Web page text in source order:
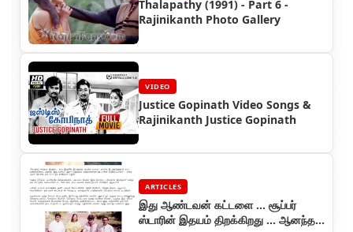
Thalapathy (1991) - Part 6 -
Rajinikanth Photo Gallery
VIDEO
Justice Gopinath Video Songs &
Rajinikanth Justice Gopinath
ARTICLES
இது ஆண்டவன் கட்டளை ... சூப்பர்
ஸ்டாரின் இதயம் திறக்கிறது ... ஆனந்த